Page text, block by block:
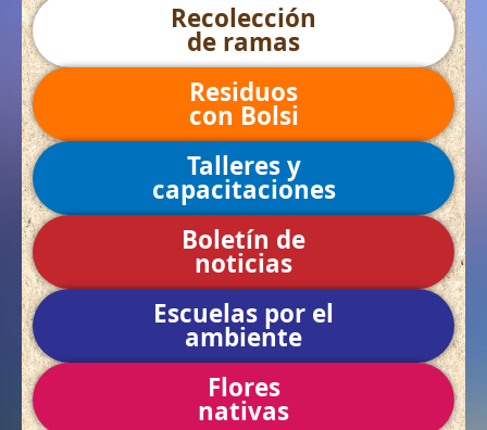
Recolección
de ramas
Residuos
con Bolsi
Talleres y
capacitaciones
Boletín de
noticias
Escuelas por el
ambiente
Flores
nativas